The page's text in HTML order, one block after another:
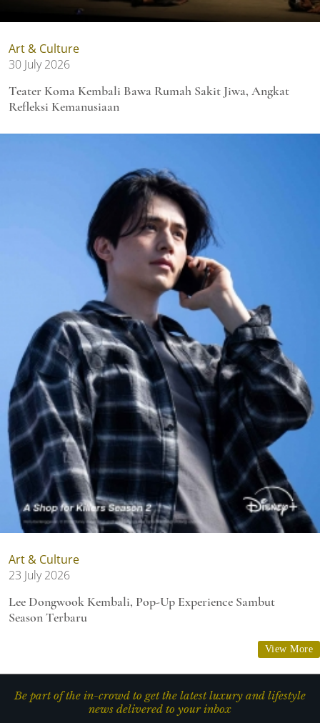
Art & Culture
30 July 2026
Teater Koma Kembali Bawa Rumah Sakit Jiwa, Angkat
Refleksi Kemanusiaan
Art & Culture
23 July 2026
Lee Dongwook Kembali, Pop-Up Experience Sambut
Season Terbaru
View More
Be part of the in-crowd to get the latest luxury and lifestyle
news delivered to your inbox